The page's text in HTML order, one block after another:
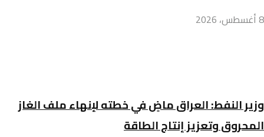
8 أغسطس، 2026
وزير النفط: العراق ماضٍ في خطته لإنهاء ملف الغاز
المحروق وتعزيز إنتاج الطاقة